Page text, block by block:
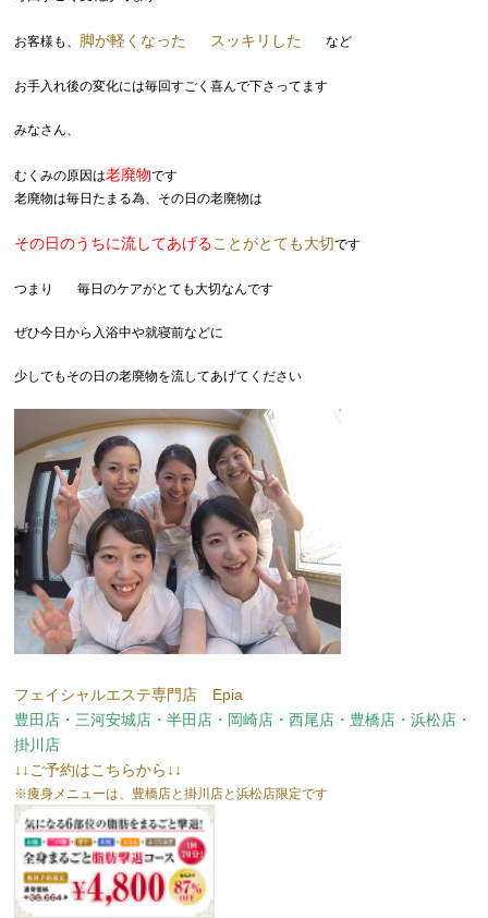
お客様も、 脚が軽くなった スッキリした など
お手入れ後の変化には毎回すごく喜んで下さってます
みなさん、
むくみの原因は老廃物です
老廃物は毎日たまる為、その日の老廃物は
その日のうちに流してあげることがとても大切です
つまり 毎日のケアがとても大切なんです
ぜひ今日から入浴中や就寝前などに
少しでもその日の老廃物を流してあげてください
フェイシャルエステ専門店 Epia
豊田店・三河安城店・半田店・岡崎店・西尾店・豊橋店・浜松店・
掛川店
↓↓ご予約はこちらから↓↓
※痩身メニューは、豊橋店と掛川店と浜松店限定です